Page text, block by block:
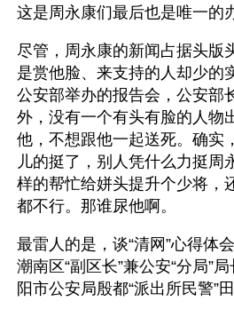
这是周永康们最后也是唯一的
尽管，周永康的新闻占据头版
是赏他脸、来支持的人却少的
公安部举办的报告会，公安部
外，没有一个有头有脸的人物
他，不想跟他一起送死。确实
儿的挺了，别人凭什么力挺周
样的帮忙给姘头提升个少将，
都不行。那谁尿他啊。
最雷人的是，谈“清网”心得体
潮南区“副区长”兼公安“分局”
阳市公安局殷都“派出所民警”田